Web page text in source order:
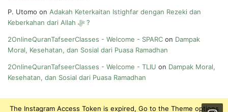
P. Utomo on Adakah Keterkaitan Istighfar dengan Rezeki dan
Keberkahan dari Allah ﷻ ?
2OnlineQuranTafseerClasses - Welcome - SPARC on Dampak
Moral, Kesehatan, dan Sosial dari Puasa Ramadhan
2OnlineQuranTafseerClasses - Welcome - TLIU on Dampak Moral,
Kesehatan, dan Sosial dari Puasa Ramadhan
The Instagram Access Token is expired, Go to the Theme options